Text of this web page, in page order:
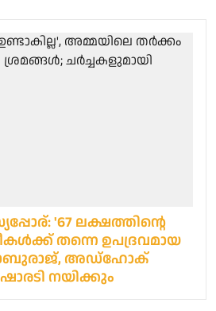
'67 ലക്ഷത്തിന്റെ
തന്നെ ഉപദ്രവമായ
ബാബുരാജ്, അഡ്ഹോക്
നയിക്കും